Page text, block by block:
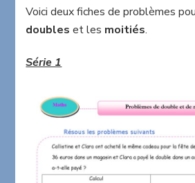
réviser
doubles
Voici deux fiches de problèmes
doubles et les moitiés.
Série 1